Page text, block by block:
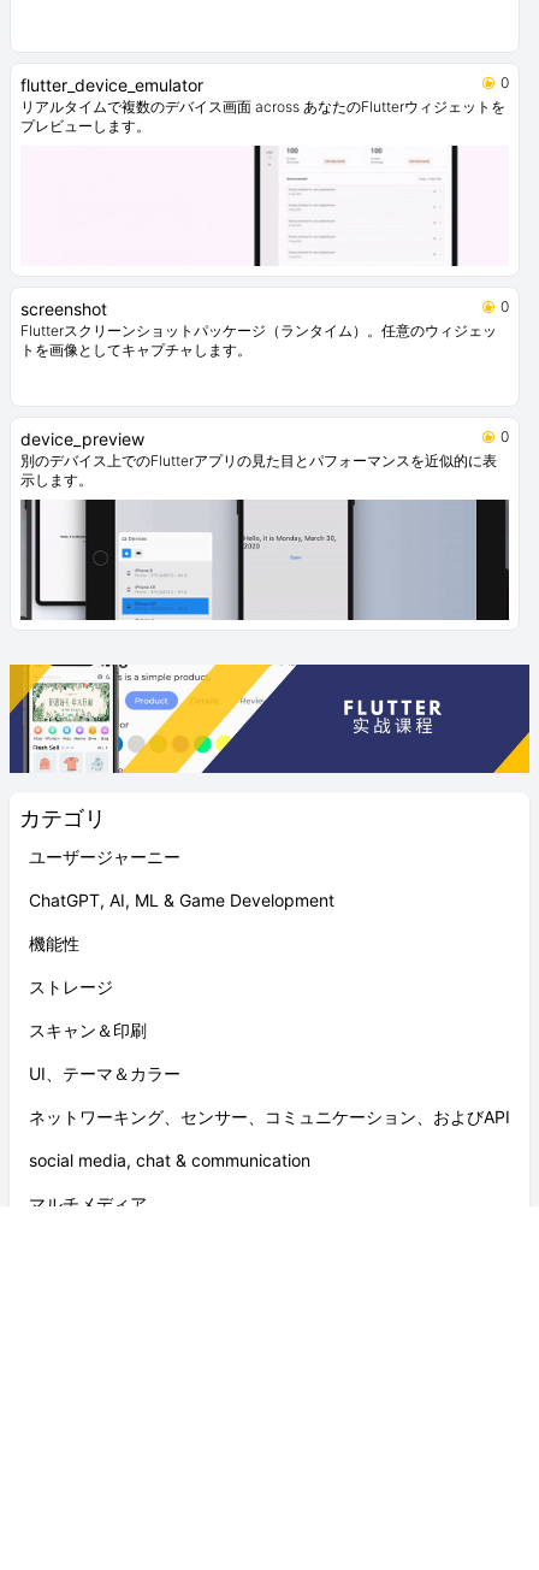
カテゴリ
ユーザージャーニー
ChatGPT, AI, ML & Game Development
機能性
ストレージ
スキャン＆印刷
UI、テーマ＆カラー
ネットワーキング、センサー、コミュニケーション、およびAPI
social media, chat & communication
マルチメディア
flutter_device_emulator
0
リアルタイムで複数のデバイス画面 across あなたのFlutterウィジェットを
プレビューします。
screenshot
0
Flutterスクリーンショットパッケージ（ランタイム）。任意のウィジェッ
トを画像としてキャプチャします。
device_preview
0
別のデバイス上でのFlutterアプリの見た目とパフォーマンスを近似的に表
示します。